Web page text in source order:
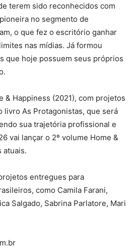
terem sido reconhecidos com
no segmento de
o que fez o escritório ganhar
nas mídias. Já formou
que hoje possuem seus próprios
& Happiness (2021), com projetos
livro As Protagonistas, que será
sua trajetória profissional e
vai lançar o 2º volume Home &
atuais.
entregues para
como Camila Farani,
Salgado, Sabrina Parlatore, Mari